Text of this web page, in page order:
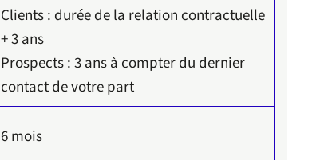
Clients : durée de la relation contractuelle
+ 3 ans
Prospects : 3 ans à compter du dernier
contact de votre part
6 mois